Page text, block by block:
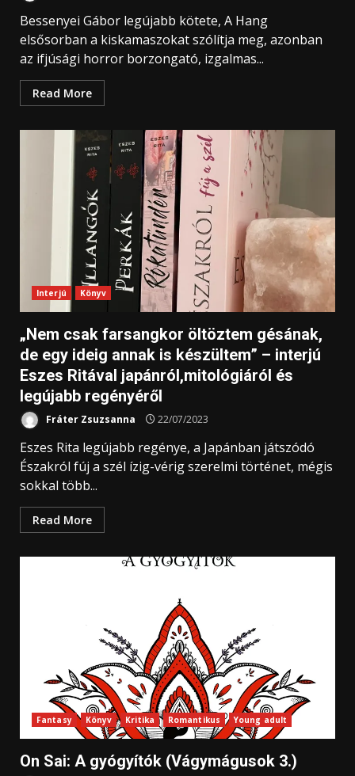
Bessenyei Gábor legújabb kötete, A Hang
elsősorban a kiskamaszokat szólítja meg, azonban
az ifjúsági horror borzongató, izgalmas...
Read More
Interjú Könyv
„Nem csak farsangkor öltöztem gésának,
de egy ideig annak is készültem” – interjú
Eszes Ritával japánról,mitológiáról és
legújabb regényéről
Fráter Zsuzsanna 22/07/2023
Eszes Rita legújabb regénye, a Japánban játszódó
Északról fúj a szél ízig-vérig szerelmi történet, mégis
sokkal több...
Read More
Fantasy Könyv Kritika Romantikus Young adult
On Sai: A gyógyítók (Vágymágusok 3.)